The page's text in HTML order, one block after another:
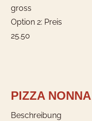
gross
Option 2: Preis
25.50
PIZZA NONNA
Beschreibung